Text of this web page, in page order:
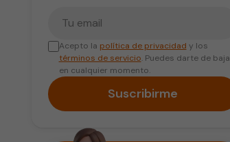
Acepto la política de privacidad y los
términos de servicio. Puedes darte de baja
en cualquier momento.
Suscribirme